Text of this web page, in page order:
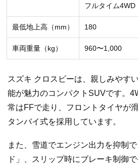
フルタイム4WD
最低地上高（mm） 180
車両重量（kg） 960〜1,000
スズキ クロスビーは、親しみやす
能が魅力のコンパクトSUVです。
常はFFで走り、フロントタイヤが
タンバイ式を採用しています。
また、雪道でエンジン出力を抑制
ド」、スリップ時にブレーキ制御